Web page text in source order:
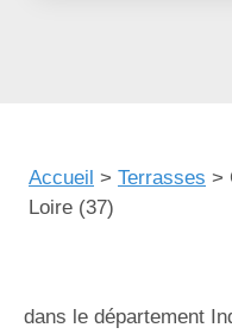
Accueil > Terrasses >
Loire (37)
dans le département